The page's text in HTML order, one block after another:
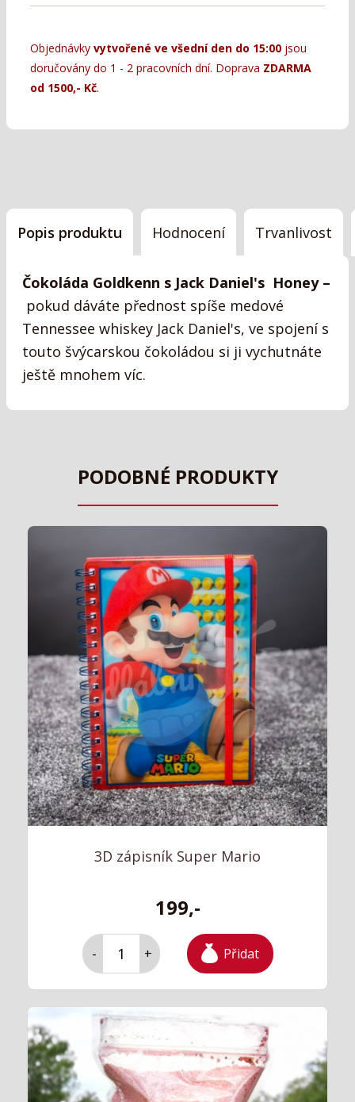
Objednávky vytvořené ve všední den do 15:00 jsou
doručovány do 1 - 2 pracovních dní. Doprava ZDARMA
od 1500,- Kč.
Popis produktu Hodnocení Trvanlivost
Čokoláda Goldkenn s Jack Daniel's Honey –
pokud dáváte přednost spíše medové
Tennessee whiskey Jack Daniel's, ve spojení s
touto švýcarskou čokoládou si ji vychutnáte
ještě mnohem víc.
PODOBNÉ PRODUKTY
3D zápisník Super Mario
199,-
- + Přidat